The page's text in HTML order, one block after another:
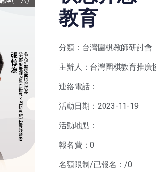
教育
分類：台灣圍棋教師研討會
主辦人：台灣圍棋教育推廣
連絡電話：
活動日期：2023-11-19
活動地點：
報名費：0
名額限制/已報名：/0